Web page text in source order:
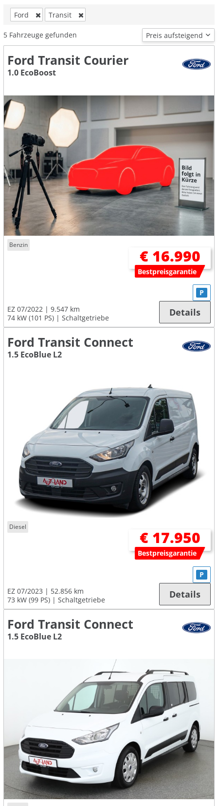
Ford Transit
5 Fahrzeuge gefunden
Ford Transit Courier
1.0 EcoBoost
Benzin
€ 16.990
Bestpreisgarantie
EZ 07/2022
9.547 km
74 kW (101 PS)
Schaltgetriebe
P
Details
Ford Transit Connect
1.5 EcoBlue L2
Diesel
€ 17.950
Bestpreisgarantie
EZ 07/2023
52.856 km
73 kW (99 PS)
Schaltgetriebe
P
Details
Ford Transit Connect
1.5 EcoBlue L2